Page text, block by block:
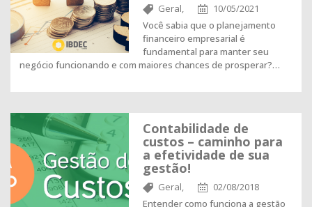
Geral,
10/05/2021
Você sabia que o planejamento
financeiro empresarial é
fundamental para manter seu
negócio funcionando e com maiores chances de prosperar?…
Contabilidade de
custos – caminho para
a efetividade de sua
gestão!
Geral,
02/08/2018
Entender como funciona a gestão